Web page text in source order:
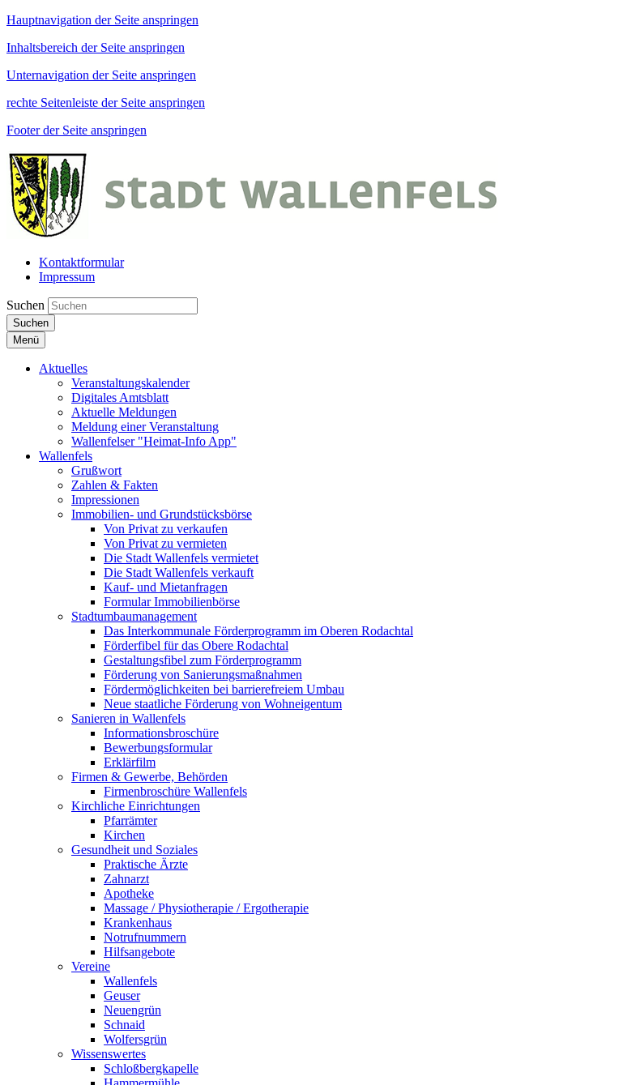
Hauptnavigation der Seite anspringen
Inhaltsbereich der Seite anspringen
Unternavigation der Seite anspringen
rechte Seitenleiste der Seite anspringen
Footer der Seite anspringen
Kontaktformular
Impressum
Suchen
Suchen
Menü
Aktuelles
Veranstaltungskalender
Digitales Amtsblatt
Aktuelle Meldungen
Meldung einer Veranstaltung
Wallenfelser "Heimat-Info App"
Wallenfels
Grußwort
Zahlen & Fakten
Impressionen
Immobilien- und Grundstücksbörse
Von Privat zu verkaufen
Von Privat zu vermieten
Die Stadt Wallenfels vermietet
Die Stadt Wallenfels verkauft
Kauf- und Mietanfragen
Formular Immobilienbörse
Stadtumbaumanagement
Das Interkommunale Förderprogramm im Oberen Rodachtal
Förderfibel für das Obere Rodachtal
Gestaltungsfibel zum Förderprogramm
Förderung von Sanierungsmaßnahmen
Fördermöglichkeiten bei barrierefreiem Umbau
Neue staatliche Förderung von Wohneigentum
Sanieren in Wallenfels
Informationsbroschüre
Bewerbungsformular
Erklärfilm
Firmen & Gewerbe, Behörden
Firmenbroschüre Wallenfels
Kirchliche Einrichtungen
Pfarrämter
Kirchen
Gesundheit und Soziales
Praktische Ärzte
Zahnarzt
Apotheke
Massage / Physiotherapie / Ergotherapie
Krankenhaus
Notrufnummern
Hilfsangebote
Vereine
Wallenfels
Geuser
Neuengrün
Schnaid
Wolfersgrün
Wissenswertes
Schloßbergkapelle